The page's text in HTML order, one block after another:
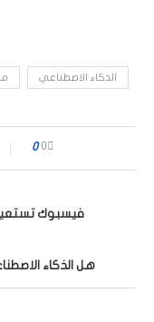
الذكاء الاصطناعي
0 comments
0
فيسبوك تستعين
هل الذكاء